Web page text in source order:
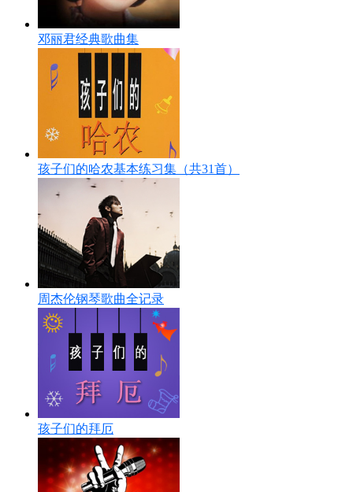
邓丽君经典歌曲集
孩子们的哈农基本练习集（共31首）
周杰伦钢琴歌曲全记录
孩子们的拜厄